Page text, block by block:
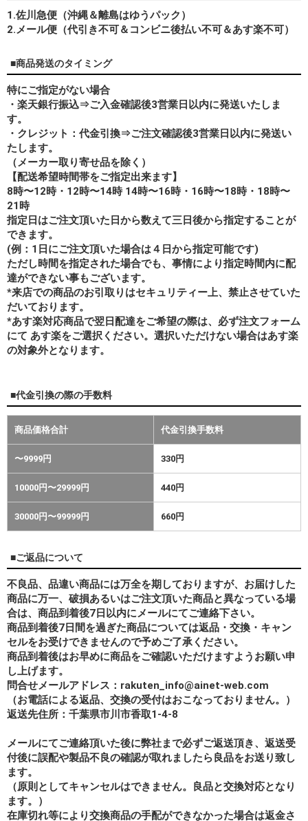
1.佐川急便（沖縄＆離島はゆうパック）
2.メール便（代引き不可＆コンビニ後払い不可＆あす楽不可）
■商品発送のタイミング
特にご指定がない場合
・楽天銀行振込⇒ご入金確認後3営業日以内に発送いたしま
す。
・クレジット：代金引換⇒ご注文確認後3営業日以内に発送い
たします。
（メーカー取り寄せ品を除く）
【配送希望時間帯をご指定出来ます】
8時〜12時・12時〜14時 14時〜16時・16時〜18時・18時〜
21時
指定日はご注文頂いた日から数えて三日後から指定することが
できます。
(例：1日にご注文頂いた場合は４日から指定可能です)
ただし時間を指定された場合でも、事情により指定時間内に配
達ができない事もございます。
*来店での商品のお引取りはセキュリティー上、禁止させていた
だいております。
*あす楽対応商品で翌日配達をご希望の際は、必ず注文フォーム
にて あす楽をご選択ください。選択いただけない場合はあす楽
の対象外となります。
■代金引換の際の手数料
商品価格合計 代金引換手数料
〜9999円 330円
10000円〜29999円 440円
30000円〜99999円 660円
■ご返品について
不良品、品違い商品には万全を期しておりますが、お届けした
商品に万一、破損あるいはご注文頂いた商品と異なっている場
合は、商品到着後7日以内にメールにてご連絡下さい。
商品到着後7日間を過ぎた商品については返品・交換・キャン
セルをお受けできませんので予めご了承ください。
商品到着後はお早めに商品をご確認いただけますようお願い申
し上げます。
問合せメールアドレス：rakuten_info@ainet-web.com
（お電話による返品、交換の受付はおこなっておりません。）
返送先住所：千葉県市川市香取1-4-8
メールにてご連絡頂いた後に弊社まで必ずご返送頂き、返送受
付後に誤配や製品不良の確認が取れましたら良品をお送り致し
ます。
（原則としてキャンセルはできません。良品と交換対応となり
ます。）
在庫切れ等により交換商品の手配ができなかった場合は返金さ